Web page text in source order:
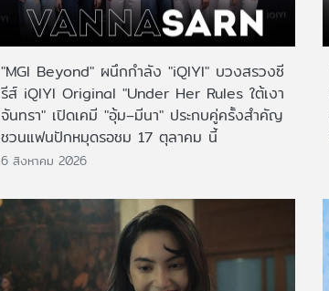
"MGI Beyond" ผนึกกำลัง "iQIYI" บวงสรวงซี
รีส์ iQIYI Original "Under Her Rules ใต้เงา
จันทรา" เปิดเคมี "อุ้ม–มีนา" ประกบคู่ครั้งสำคัญ
ชวนแฟนปักหมุดรอชม 17 ตุลาคม นี้
6 สิงหาคม 2026